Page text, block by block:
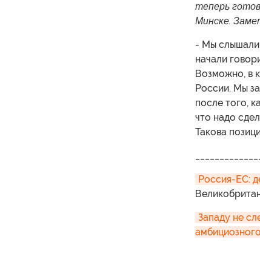
теперь
Минске.
- Мы слышали
начали
Возможно, в
России. Мы
после того,
что надо
Такова
Россия-ЕС:
Западу не